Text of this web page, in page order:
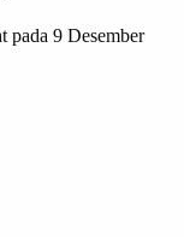
pada 9 Desember